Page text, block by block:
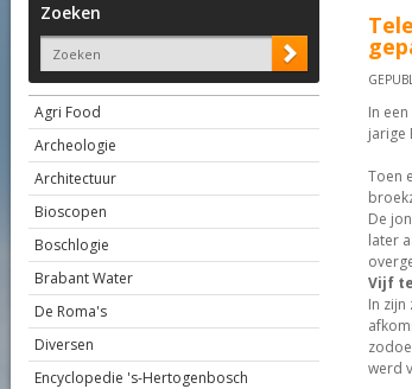
Zoeken
Agri Food
Archeologie
Architectuur
Bioscopen
Boschlogie
Brabant Water
De Roma's
Diversen
Encyclopedie 's-Hertogenbosch
In
jarige
Toen
De
later
Vijf
In
werd